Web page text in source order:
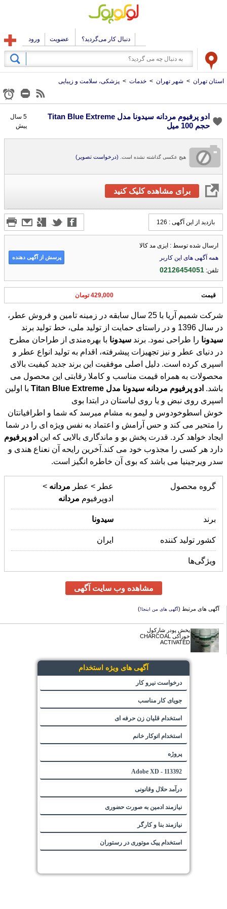
دنبال کار می‌گردید؟ عضویت ورود
استان تهران > شهر تهران > خدمات > پزشکی، سلامت و زیبایی
ادو پرفیوم مردانه سیدونا مدل Titan Blue Extreme
حجم 100 میل
5 سال
پیش
هیچ عکسی گذاشته نشده است. (درخواست تصویر)
برای مشاهده کلیک کنید
بازدید از این آگهی : 126
ارسال شده توسط : ایزی مد کالا
همه آگهی های این کاربر
تلفن:02126454051
پرسش از آگهی دهنده
قیمت 429,000 تومان
شرکت شمیم آریا با 25 سال سابقه در زمینه تامین و فروش عطر،
در سال 1396 و در راستای حمایت از تولید ملی، خط تولید برند
سیدونا را طراحی نمود. برند سیدونا با بهره‌مندی از طراحان مطرح
در دنیای عطر و نیز تجهیزات پیشرفته، اقدام به تولید انواع عطر و
اسپری کرده است. دلیل اصلی موفقیت این برند جدید کیفیت بالای
محصولات به همراه قیمت مناسب و کاملا رقابتی این محصول می
باشد. ادو پرفیوم مردانه سیدونا مدل Titan Blue Extreme با اولین
اسپری روی نبض و یا روی لباستان در ابتدا بوی
خوش اسطوخودوس و لیمو به مشام میرسد که شما و اطرافیانتان
را متحیر می کند و حس آرامش و اعتماد به‌ نفس ویژه‌ ای را در شما
ایجاد خواهد کرد. قدرت پخش بو و ماندگاری بالایی که این ادو پرفیوم
دارد هر کسی را مجذوب خود می کند.آخرین رایحه آن نعناع هندی و
سدر ویرجینیا می باشد که بوی آن خاطره انگیز است.
گروه محصول عطر > عطر مردانه >
ادوپرفیوم مردانه
برند سیدونا
کشور تولید کننده ایران
ویژگی‌ها
مشاهده وب سایت آگهی
آگهی های مرتبط (آگهی های من اینجا!)
پخش پودر شارکول
خوراکی CHARCOAL
ACTIVATED
آگهی های ویژه استخدام
درخواست نیرو کار
جویای کار مناسب
استخدام قلیان زن حرفه ای
استخدام اتوکار خانم
پروژه
113392 - Adobe XD
درآمد حلال وقانونی
نیازمند ادمین به صورت حضوری
نیازمند بنا و کارگر
استخدام پیک موتوری در رستوران